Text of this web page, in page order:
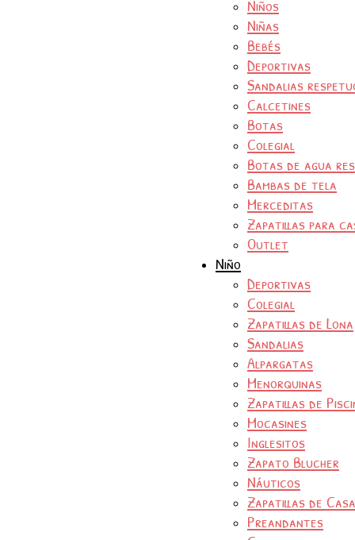
Niños
Niñas
Bebés
Deportivas
Sandalias
Calcetines
Botas
Colegial
Botas de agua
Bambas de tela
Merceditas
Zapatillas para
Outlet
Niño
Deportivas
Colegial
Zapatillas de Lona
Sandalias
Alpargatas
Menorquinas
Zapatillas de
Mocasines
Inglesitos
Zapato Blucher
Náuticos
Zapatillas de Casa
Preandantes